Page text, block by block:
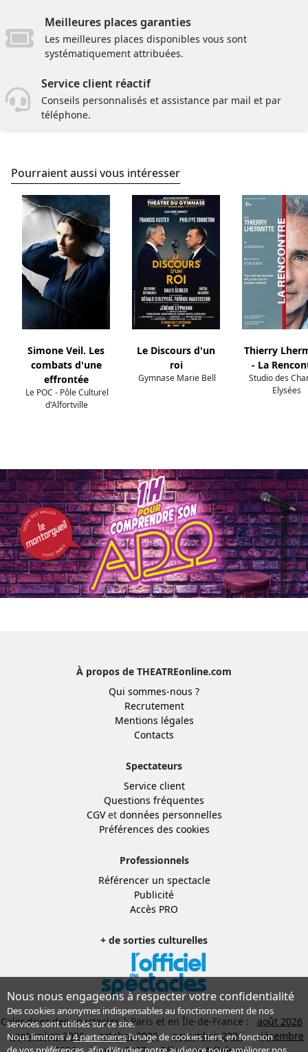
Meilleures places garanties
Les meilleures places disponibles vous sont
systématiquement attribuées.
Service client réactif
Conseils personnalisés et assistance par mail et par
téléphone.
Pourraient aussi vous intéresser
Simone Veil. Les
combats d'une
effrontée
Le POC - Pôle Culturel
d'Alfortville
Le Discours d'un
roi
Gymnase Marie Bell
Thierry
- La
Studio des
Elysées
À propos de THEATREonline.com
Qui sommes-nous ?
Recrutement
Mentions légales
Contacts
Spectateurs
Service client
Questions fréquentes
CGVet données personnelles
Préférences des cookies
Professionnels
Référencer un spectacle
Publicité
Accès PRO
+ de sorties culturelles
Calendrier des spectacles à Paris et en Île-de-France :
août 2026
septembre 2026
octobre 2026 novembre 2026
décembre
Nous nous engageons à respecter votre confidentialité
Des cookies anonymes indispensables au fonctionnement de nos
services sont utilisés sur ce site.
Nous limitons à4 partenairesl’usage de cookies tiers, en fonction